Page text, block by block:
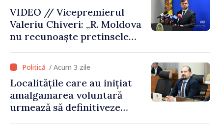
VIDEO // Vicepremierul
Valeriu Chiveri: „R. Moldova
nu recunoaște pretinsele
de structurile de la Tiraspol
în raioanele de est”
/ Acum 3 zile
Localitățile care au inițiat
amalgamarea voluntară
urmează să definitiveze